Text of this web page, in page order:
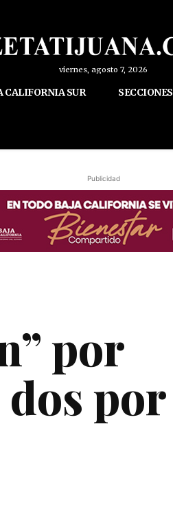
viernes, agosto 7, 2026
CALIFORNIA SUR SECCIONES
Publicidad
por
por